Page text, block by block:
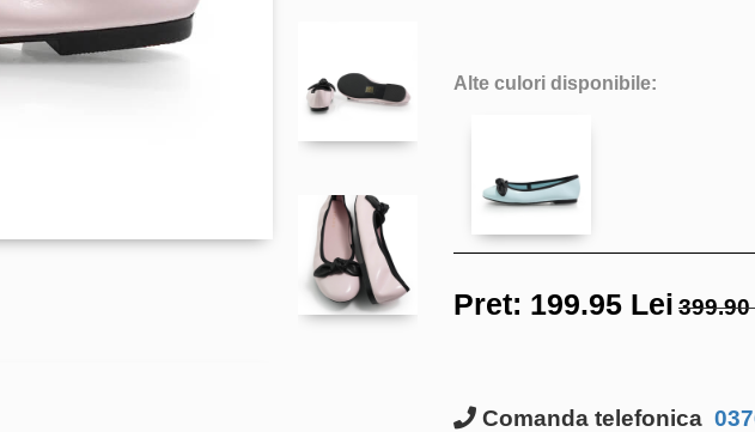
Alte culori disponibile:
Pret: 199.95 Lei
Comanda telefonica